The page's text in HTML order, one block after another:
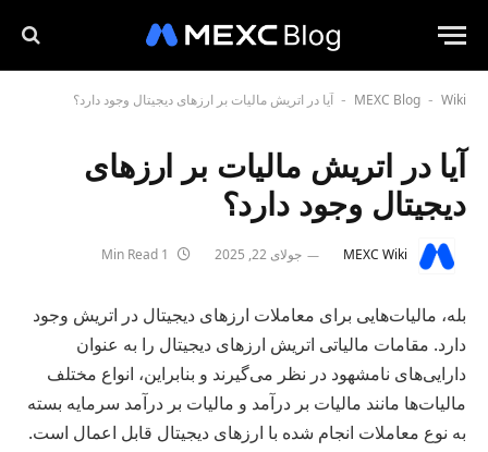
MEXC Blog - Wiki
- آیا در اتریش مالیات بر ارزهای دیجیتال وجود دارد؟
آیا در اتریش مالیات بر ارزهای
دیجیتال وجود دارد؟
MEXC Wiki جولای 22, 2025
بله، مالیات‌هایی برای معاملات ارزهای دیجیتال در اتریش وجود
دارد. مقامات مالیاتی اتریش ارزهای دیجیتال را به عنوان
دارایی‌های نامشهود در نظر می‌گیرند و بنابراین، انواع مختلف
مالیات‌ها مانند مالیات بر درآمد و مالیات بر درآمد سرمایه بسته
به نوع معاملات انجام شده با ارزهای دیجیتال قابل اعمال است.